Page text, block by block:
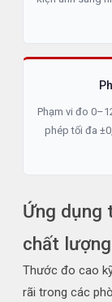
Phạm vi đo
phép tối đa
Ứng dụng
chất lượng
Thước đo cao
rãi trong các